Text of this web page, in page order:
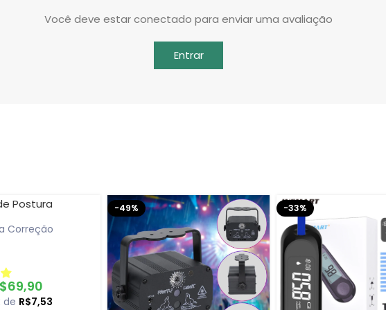
Você deve estar conectado para enviar uma avaliação
Entrar
Correção
69,90
de R$7,53
-49% -33%